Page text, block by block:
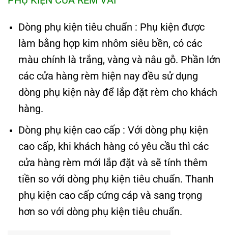
Dòng phụ kiện tiêu chuẩn : Phụ kiện được
làm bằng hợp kim nhôm siêu bền, có các
màu chính là trắng, vàng và nâu gỗ. Phần lớn
các cửa hàng rèm hiện nay đều sử dụng
dòng phụ kiện này để lắp đặt rèm cho khách
hàng.
Dòng phụ kiện cao cấp : Với dòng phụ kiện
cao cấp, khi khách hàng có yêu cầu thì các
cửa hàng rèm mới lắp đặt và sẽ tính thêm
tiền so với dòng phụ kiện tiêu chuẩn. Thanh
phụ kiện cao cấp cứng cáp và sang trọng
hơn so với dòng phụ kiện tiêu chuẩn.